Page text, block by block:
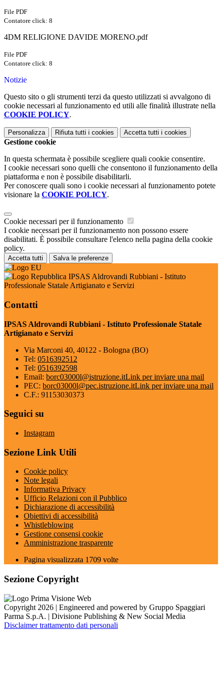
File PDF
Contatore click: 8
4DM RELIGIONE DAVIDE MORENO.pdf
File PDF
Contatore click: 8
Notizie
Questo sito o gli strumenti terzi da questo utilizzati si avvalgono di
cookie necessari al funzionamento ed utili alle finalità illustrate nella
COOKIE POLICY.
Personalizza Rifiuta tutti i cookies Accetta tutti i cookies
Gestione cookie
In questa schermata è possibile scegliere quali cookie consentire.
I cookie necessari sono quelli che consentono il funzionamento della
piattaforma e non è possibile disabilitarli.
Per conoscere quali sono i cookie necessari al funzionamento potete
visionare la COOKIE POLICY.
Cookie necessari per il funzionamento
I cookie necessari per il funzionamento non possono essere
disabilitati. È possibile consultare l'elenco nella pagina della cookie
policy.
Accetta tutti Salva le preferenze
IPSAS Aldrovandi Rubbiani - Istituto
Professionale Statale Artigianato e Servizi
Contatti
IPSAS Aldrovandi Rubbiani - Istituto Professionale Statale
Artigianato e Servizi
Via Marconi 40, 40122 - Bologna (BO)
Tel: 0516392512
Tel: 0516392598
Email: borc03000l@istruzione.itLink per inviare una mail
PEC: borc03000l@pec.istruzione.itLink per inviare una mail
C.F.: 91153030373
Seguici su
Instagram
Sezione Link Utili
Cookie policy
Note legali
Informativa Privacy
Ufficio Relazioni con il Pubblico
Dichiarazione di accessibilità
Obiettivi di accessibilità
Whistleblowing
Gestione consensi cookie
Amministrazione trasparente
Pagina visualizzata 1709 volte
Sezione Copyright
Copyright 2026 | Engineered and powered by Gruppo Spaggiari
Parma S.p.A. | Divisione Publishing & New Social Media
Disclaimer trattamento dati personali